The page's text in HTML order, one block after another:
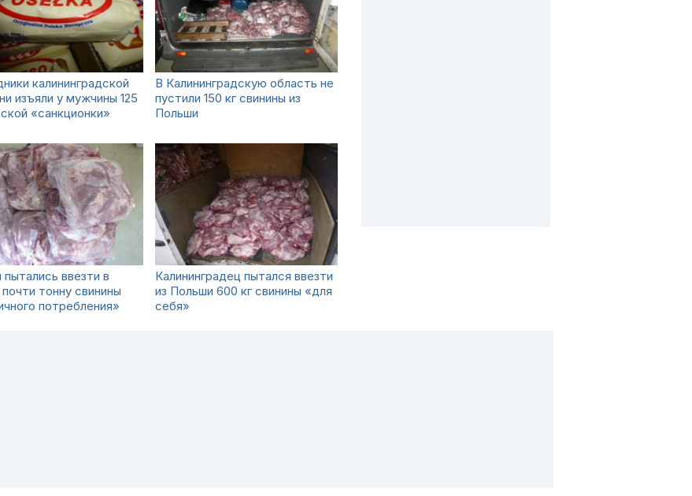
калининградской
изъяли у мужчины 125
«санкционки»
В Калининградскую область не
пустили 150 кг свинины из
Польши
пытались ввезти в
тонну свинины
потребления»
Калининградец пытался ввезти
из Польши 600 кг свинины «для
себя»